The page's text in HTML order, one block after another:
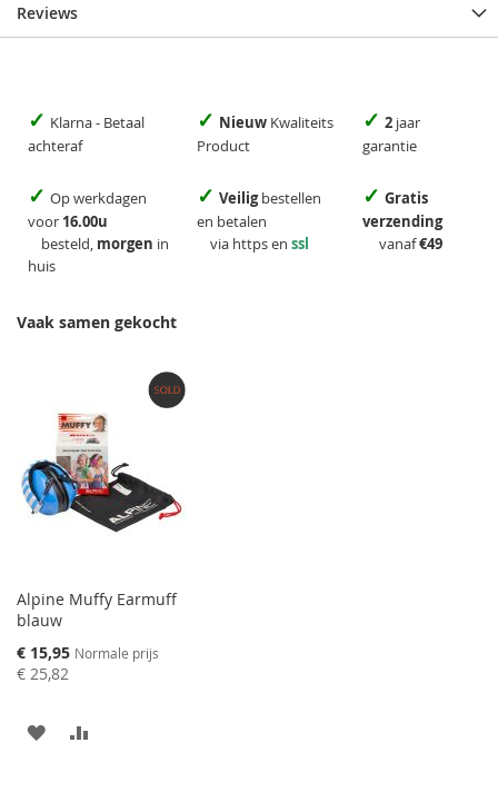
Reviews
✓ Klarna - Betaal
achteraf
✓ Nieuw Kwaliteits
Product
✓ 2 jaar
garantie
✓ Op werkdagen
voor 16.00u
besteld, morgen in
huis
✓ Veiligbestellen
en betalen
via https en ssl
✓ Gratis
verzending
vanaf€49
Vaak samen gekocht
Alpine Muffy Earmuff
blauw
Speciale
prijs
€ 15,95 Normale prijs
€ 25,82
AAN